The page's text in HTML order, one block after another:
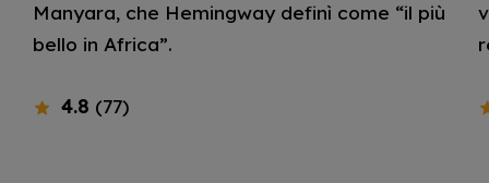
Manyara, che Hemingway definì come “il più
bello in Africa”.
4.8 (77)